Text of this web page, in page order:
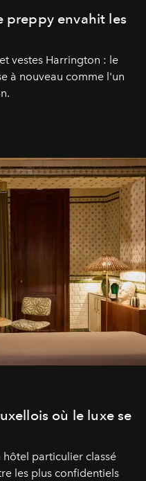
preppy envahit les
vestes Harrington : le
à nouveau comme l'un
où le luxe se
hôtel particulier classé
les plus confidentiels